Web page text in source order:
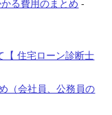
る費用のまとめ -
【 住宅ローン診断士
（会社員、公務員の